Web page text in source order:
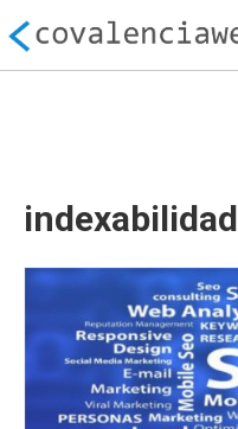
indexabilidad